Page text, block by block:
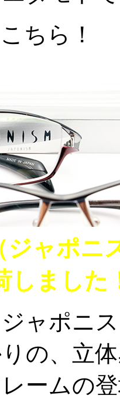
ちら！
ジャポ
しました
ャポニ
の、立
ームの